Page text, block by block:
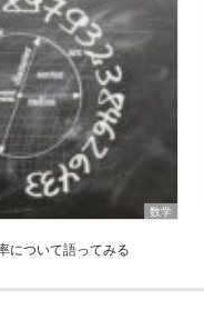
数学
について語ってみる